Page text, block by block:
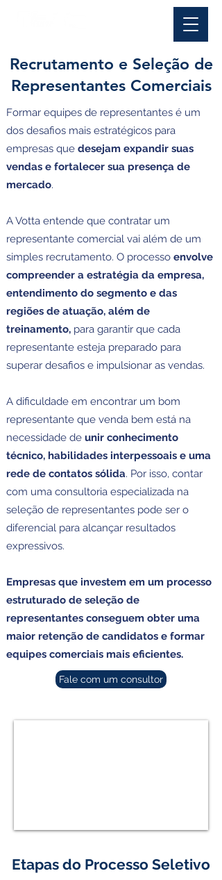
Recrutamento e Seleção de
Representantes Comerciais
Formar equipes de representantes é um
dos desafios mais estratégicos para
empresas que desejam expandir suas
vendas e fortalecer sua presença de
mercado.
A Votta entende que contratar um
representante comercial vai além de um
simples recrutamento. O processo envolve
compreender a estratégia da empresa,
entendimento do segmento e das
regiões de atuação, além de
treinamento, para garantir que cada
representante esteja preparado para
superar desafios e impulsionar as vendas.
A dificuldade em encontrar um bom
representante que venda bem está na
necessidade de unir conhecimento
técnico, habilidades interpessoais e uma
rede de contatos sólida. Por isso, contar
com uma consultoria especializada na
seleção de representantes pode ser o
diferencial para alcançar resultados
expressivos.
​Empresas que investem em um processo
estruturado de seleção de
representantes conseguem obter uma
maior retenção de candidatos e formar
equipes comerciais mais eficientes.
Fale com um consultor
Etapas do Processo Seletivo